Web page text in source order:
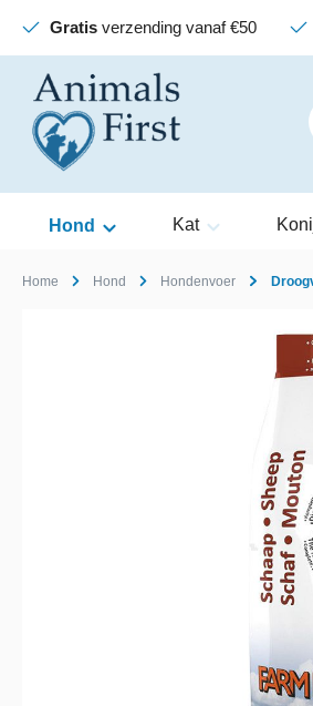
Gratisverzending vanaf €50
Hond Kat
Home Hond Hondenvoer